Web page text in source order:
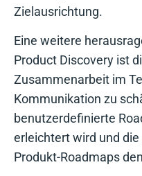
Zielausrichtung.
Eine weitere
Product Discovery ist
Zusammenarbeit im
Kommunikation zu
benutzerdefinierte
erleichtert wird und
Produkt-Roadmaps